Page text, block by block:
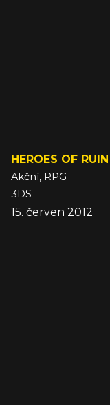
HEROES OF RUIN
Akční, RPG
3DS
15. červen 2012